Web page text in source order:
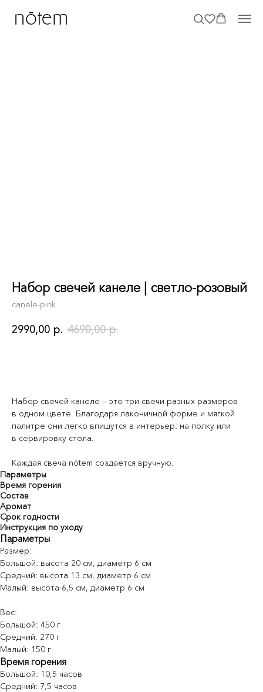
Набор свечей канеле | светло-розовый
canele-pink
2990,00 р. 4690,00 р.
Набор свечей канеле — это три свечи разных размеров
в одном цвете. Благодаря лаконичной форме и мягкой
палитре они легко впишутся в интерьер: на полку или
в сервировку стола.
Каждая свеча nōtem создаётся вручную.
Параметры
Время горения
Состав
Аромат
Срок годности
Инструкция по уходу
Параметры
Размер:
Большой: высота 20 см, диаметр 6 см
Средний: высота 13 см, диаметр 6 см
Малый: высота 6,5 см, диаметр 6 см
Вес:
Большой: 450 г
Средний: 270 г
Малый: 150 г
Время горения
Большой: 10,5 часов
Средний: 7,5 часов